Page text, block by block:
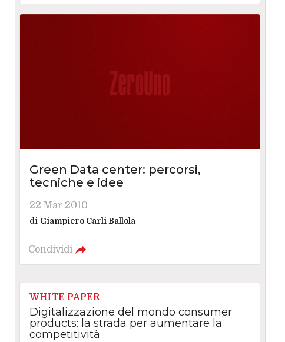
Green Data center: percorsi,
tecniche e idee
22 Mar 2010
di Giampiero Carli Ballola
Condividi
WHITE PAPER
Digitalizzazione del mondo consumer
products: la strada per aumentare la
competitività